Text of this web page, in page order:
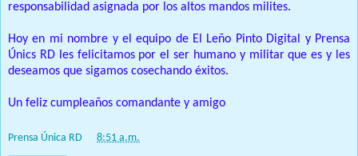
responsabilidad asignada por los altos mandos milites.
Hoy en mi nombre y el equipo de El Leño Pinto Digital y Prensa
Únics RD les felicitamos por el ser humano y militar que es y les
deseamos que sigamos cosechando éxitos.
Un feliz cumpleaños comandante y amigo
Prensa Única RD 8:51 a.m.